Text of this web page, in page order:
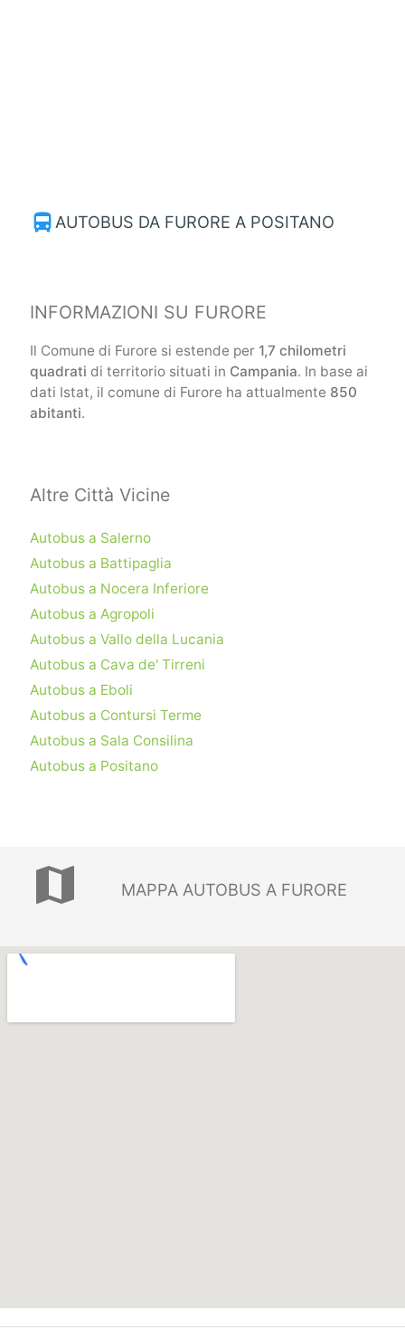
directions_bus AUTOBUS DA FURORE A POSITANO
INFORMAZIONI SU FURORE
Il Comune di Furore si estende per 1,7 chilometri
quadrati di territorio situati in Campania. In base ai
dati Istat, il comune di Furore ha attualmente 850
abitanti.
Altre Città Vicine
Autobus a Salerno
Autobus a Battipaglia
Autobus a Nocera Inferiore
Autobus a Agropoli
Autobus a Vallo della Lucania
Autobus a Cava de' Tirreni
Autobus a Eboli
Autobus a Contursi Terme
Autobus a Sala Consilina
Autobus a Positano
map MAPPA AUTOBUS A FURORE